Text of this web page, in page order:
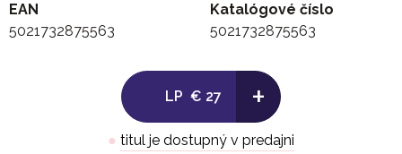
EAN
5021732875563
Katalógové číslo
5021732875563
LP € 27 +
● titul je dostupný v predajni